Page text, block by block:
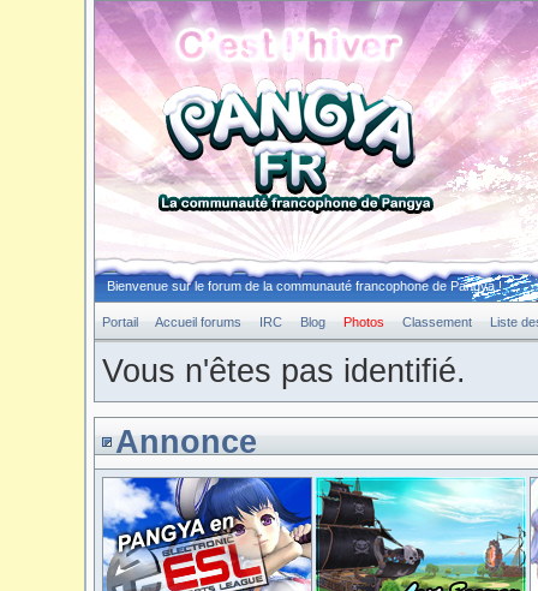
Bienvenue sur le forum de la communauté francophone de Pangya !
Portail Accueil forums IRC Blog Photos Classement Liste
Vous n'êtes pas identifié.
Annonce